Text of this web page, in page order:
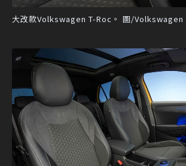
大改款Volkswagen T-Roc。 圖/Volkswagen